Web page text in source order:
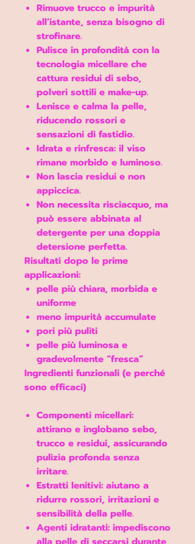
Rimuove trucco e impurità
all’istante, senza bisogno di
strofinare.
Pulisce in profondità con la
tecnologia micellare che
cattura residui di sebo,
polveri sottili e make-up.
Lenisce e calma la pelle,
riducendo rossori e
sensazioni di fastidio.
Idrata e rinfresca: il viso
rimane morbido e luminoso.
Non lascia residui e non
appiccica.
Non necessita risciacquo, ma
può essere abbinata al
detergente per una doppia
detersione perfetta.
Risultati dopo le prime
applicazioni:
pelle più chiara, morbida e
uniforme
meno impurità accumulate
pori più puliti
pelle più luminosa e
gradevolmente “fresca”
Ingredienti funzionali (e perché
sono efficaci)
Componenti micellari:
attirano e inglobano sebo,
trucco e residui, assicurando
pulizia profonda senza
irritare.
Estratti lenitivi: aiutano a
ridurre rossori, irritazioni e
sensibilità della pelle.
Agenti idratanti: impediscono
alla pelle di seccarsi durante